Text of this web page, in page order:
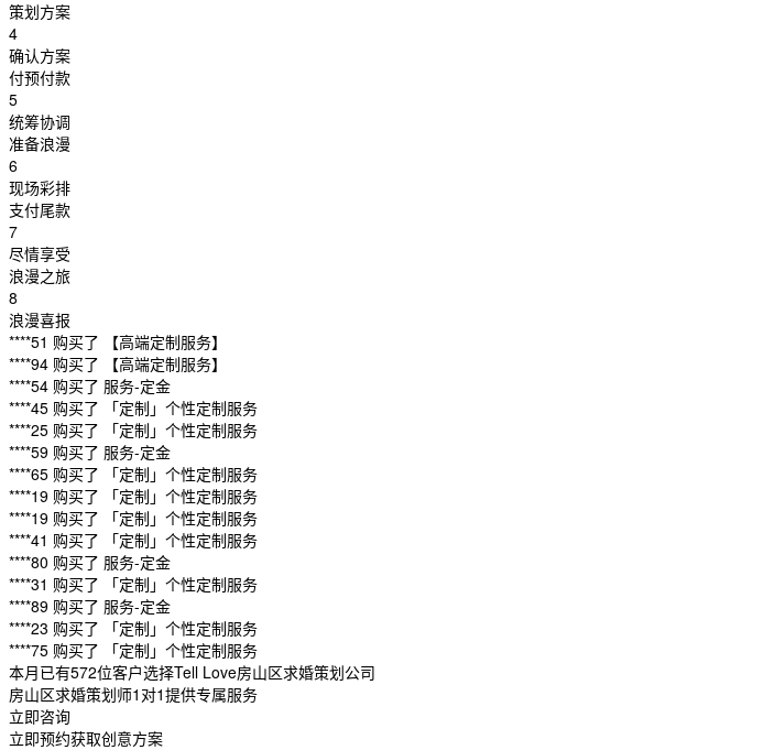
策划方案
4
确认方案
付预付款
5
统筹协调
准备浪漫
6
现场彩排
支付尾款
7
尽情享受
浪漫之旅
8
浪漫喜报
****51 购买了 【高端定制服务】
****94 购买了 【高端定制服务】
****54 购买了 服务-定金
****45 购买了 「定制」个性定制服务
****25 购买了 「定制」个性定制服务
****59 购买了 服务-定金
****65 购买了 「定制」个性定制服务
****19 购买了 「定制」个性定制服务
****19 购买了 「定制」个性定制服务
****41 购买了 「定制」个性定制服务
****80 购买了 服务-定金
****31 购买了 「定制」个性定制服务
****89 购买了 服务-定金
****23 购买了 「定制」个性定制服务
****75 购买了 「定制」个性定制服务
本月已有572位客户选择Tell Love房山区求婚策划公司
房山区求婚策划师1对1提供专属服务
立即咨询
立即预约获取创意方案